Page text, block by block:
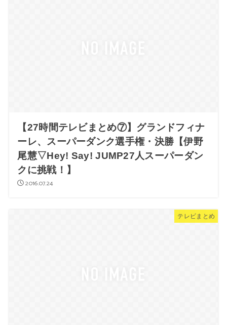
【27時間テレビまとめ⑦】グランドフィナ
ーレ、スーパーダンク選手権・決勝【伊野
尾慧▽Hey! Say! JUMP27人スーパーダン
クに挑戦！】
2016.07.24
テレビまとめ